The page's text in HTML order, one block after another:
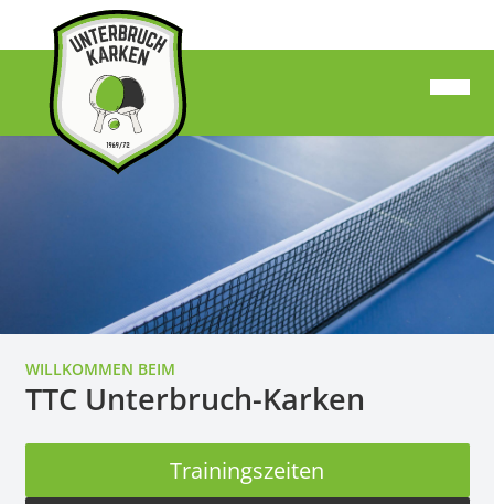
WILLKOMMEN BEIM
TTC Unterbruch-Karken
Trainingszeiten